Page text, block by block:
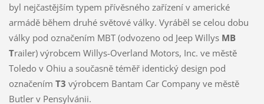
byl nejčastějším typem přívěsného zařízení v americké
armádě během druhé světové války. Vyráběl se celou dobu
války pod označením MBT (odvozeno od Jeep Willys MB
Trailer) výrobcem Willys-Overland Motors, Inc. ve městě
Toledo v Ohiu a současně téměř identický design pod
označením T3 výrobcem Bantam Car Company ve městě
Butler v Pensylvánii.